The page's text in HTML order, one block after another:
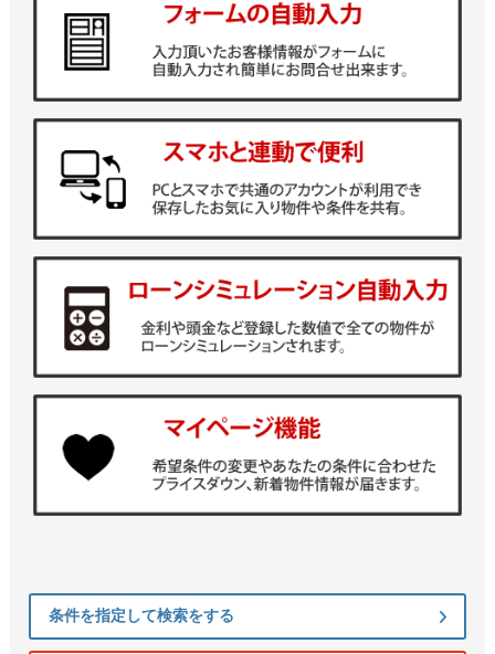
条件を指定して検索をする